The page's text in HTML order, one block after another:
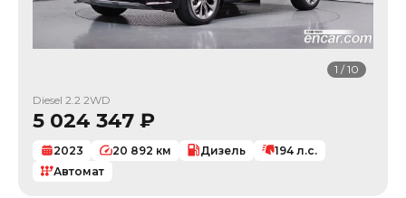
1 /10
Diesel 2.2 2WD
5 024 347 ₽
2023 20 892 км Дизель 194 л.с.
Автомат